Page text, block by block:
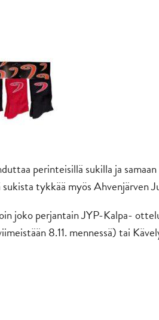
perinteisillä sukilla ja
tykkää myös Ahvenjärven
joko perjantain JYP-Kalpa-
8.11. mennessä) tai